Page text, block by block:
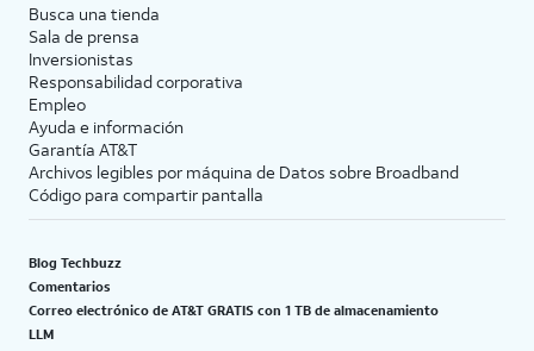
Busca una tienda
Sala de prensa
Inversionistas
Responsabilidad corporativa
Empleo
Ayuda e información
Garantía AT&T
Archivos legibles por máquina de Datos sobre Broadband
Código para compartir pantalla
Blog Techbuzz
Comentarios
Correo electrónico de AT&T GRATIS con 1 TB de almacenamiento
LLM